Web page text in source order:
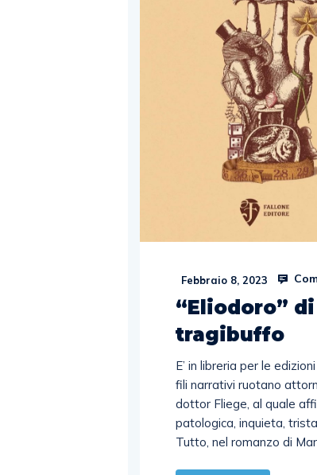
Febbraio 8, 2023
“Eliodoro”
tragibuffo
E’ in libreria per le
fili narrativi ruotano
dottor Fliege, al quale
patologica, inquieta,
Tutto, nel romanzo di